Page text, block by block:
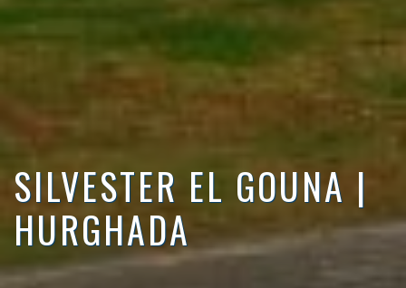
SILVESTER EL GOUNA |
HURGHADA